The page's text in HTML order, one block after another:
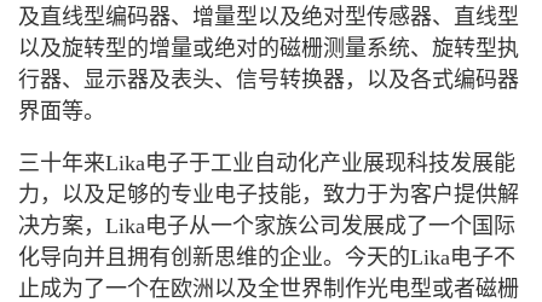
及直线型编码器、增量型以及绝对型传感器、直线型
以及旋转型的增量或绝对的磁栅测量系统、旋转型执
行器、显示器及表头、信号转换器，以及各式编码器
界面等。
三十年来Lika电子于工业自动化产业展现科技发展能
力，以及足够的专业电子技能，致力于为客户提供解
决方案，Lika电子从一个家族公司发展成了一个国际
化导向并且拥有创新思维的企业。今天的Lika电子不
止成为了一个在欧洲以及全世界制作光电型或者磁栅